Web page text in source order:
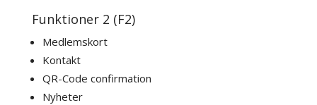
Funktioner 2 (F2)
Medlemskort
Kontakt
QR-Code confirmation
Nyheter